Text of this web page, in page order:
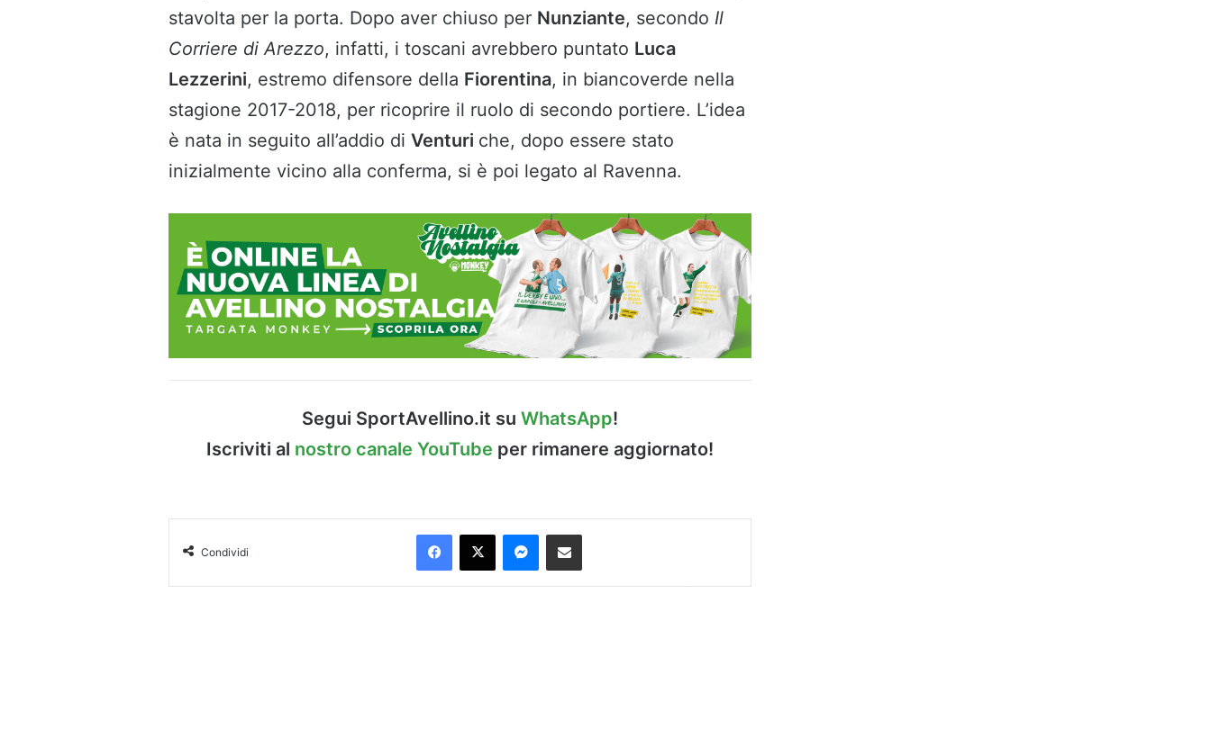
stavolta per la porta. Dopo aver chiuso per Nunziante, secondo Il
Corriere di Arezzo, infatti, i toscani avrebbero puntato Luca
Lezzerini, estremo difensore della Fiorentina, in biancoverde nella
stagione 2017-2018, per ricoprire il ruolo di secondo portiere. L’idea
è nata in seguito all’addio di Venturi che, dopo essere stato
inizialmente vicino alla conferma, si è poi legato al Ravenna.
Segui SportAvellino.it su WhatsApp!
Iscriviti al nostro canale YouTube per rimanere aggiornato!
Condividi
Facebook
X Messenger
Condividi via Email